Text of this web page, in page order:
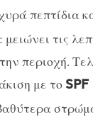
πεπτίδια
τις
περιοχή.
με το SPF